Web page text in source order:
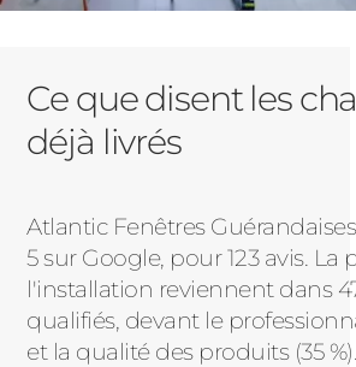
Ce que disent les
déjà livrés
Atlantic Fenêtres
5 sur Google, pour 123 avis. La
l'installation reviennent dans
qualifiés, devant le
et la qualité des produits (35